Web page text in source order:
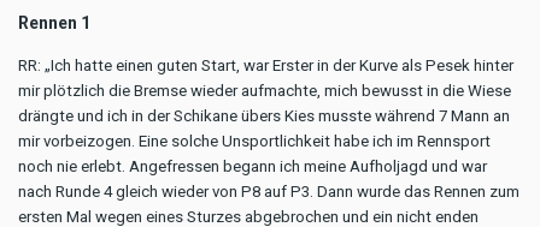
Rennen 1
RR: „Ich hatte einen guten Start, war Erster in der Kurve als Pesek hinter
mir plötzlich die Bremse wieder aufmachte, mich bewusst in die Wiese
drängte und ich in der Schikane übers Kies musste während 7 Mann an
mir vorbeizogen. Eine solche Unsportlichkeit habe ich im Rennsport
noch nie erlebt. Angefressen begann ich meine Aufholjagd und war
nach Runde 4 gleich wieder von P8 auf P3. Dann wurde das Rennen zum
ersten Mal wegen eines Sturzes abgebrochen und ein nicht enden